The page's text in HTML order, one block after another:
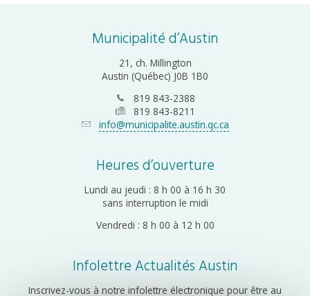
Municipalité d’Austin
21, ch. Millington
Austin (Québec) J0B 1B0
819 843-2388
819 843-8211
info@municipalite.austin.qc.ca
Heures d’ouverture
Lundi au jeudi : 8 h 00 à 16 h 30
sans interruption le midi
Vendredi : 8 h 00 à 12 h 00
Infolettre Actualités Austin
Inscrivez-vous à notre infolettre électronique pour être au